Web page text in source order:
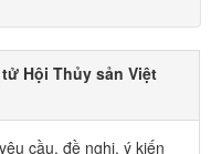
Hội Thủy sản Việt
cầu, đề nghị, ý kiến